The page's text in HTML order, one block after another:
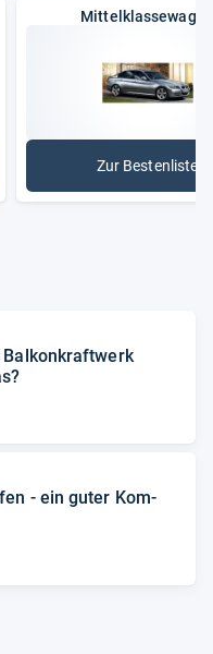
Mittelklassewagen
Zur Bestenliste
:
Bal­kon­kraft­werk
-​ ein guter Kom­